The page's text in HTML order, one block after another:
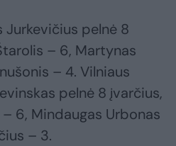
pelnė 8
– 6, Martynas
– 4. Vilniaus
pelnė 8 įvarčius,
6, Mindaugas Urbonas
– 3.